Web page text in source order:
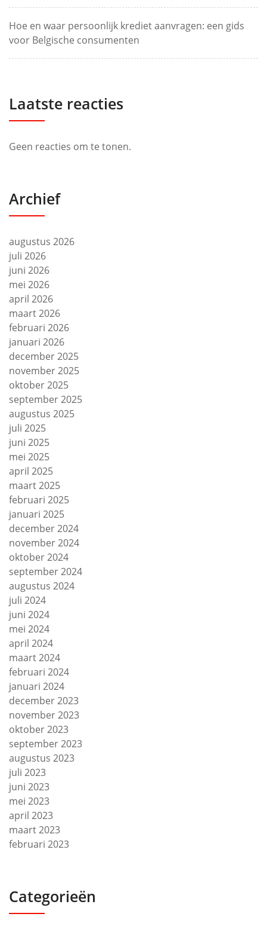
Hoe en waar persoonlijk krediet aanvragen: een gids
voor Belgische consumenten
Laatste reacties
Geen reacties om te tonen.
Archief
augustus 2026
juli 2026
juni 2026
mei 2026
april 2026
maart 2026
februari 2026
januari 2026
december 2025
november 2025
oktober 2025
september 2025
augustus 2025
juli 2025
juni 2025
mei 2025
april 2025
maart 2025
februari 2025
januari 2025
december 2024
november 2024
oktober 2024
september 2024
augustus 2024
juli 2024
juni 2024
mei 2024
april 2024
maart 2024
februari 2024
januari 2024
december 2023
november 2023
oktober 2023
september 2023
augustus 2023
juli 2023
juni 2023
mei 2023
april 2023
maart 2023
februari 2023
Categorieën